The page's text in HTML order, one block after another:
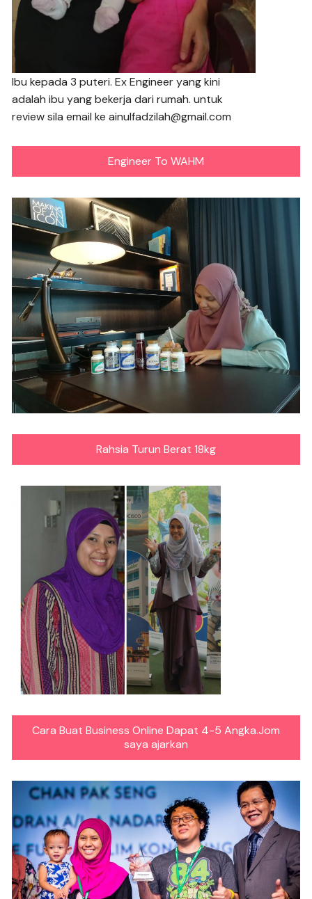
Ibu kepada 3 puteri. Ex Engineer yang kini
adalah ibu yang bekerja dari rumah. untuk
review sila email ke ainulfadzilah@gmail.com
Engineer To WAHM
Rahsia Turun Berat 18kg
Cara Buat Business Online Dapat 4-5 Angka.Jom
saya ajarkan